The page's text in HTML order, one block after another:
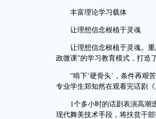
丰富理论学习载体
让理想信念根植于灵魂
让理想信念根植于灵魂。重
政微课”的学习教育模式，打造
“啃下‘硬骨头’，条件再艰苦
专业学生郑知然在观看完话剧
1个多小时的话剧表演高潮迭
现代舞美技术手段，将扶贫干